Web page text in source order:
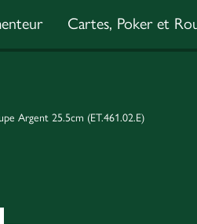
Cartes, Poker et
Argent 25.5cm (ET.461.02.E)